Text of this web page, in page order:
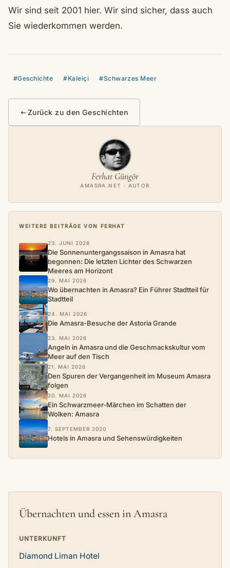
Wir sind seit 2001 hier. Wir sind sicher, dass auch
Sie wiederkommen werden.
#Geschichte #Kaleiçi #Schwarzes Meer
Zurück zu den Geschichten
Ferhat Güngör
AMASRA.NET · AUTOR
WEITERE BEITRÄGE VON FERHAT
23. JUNI 2026
Die Sonnenuntergangssaison in Amasra hat
begonnen: Die letzten Lichter des Schwarzen
Meeres am Horizont
29. MAI 2026
Wo übernachten in Amasra? Ein Führer Stadtteil für
Stadtteil
24. MAI 2026
Die Amasra-Besuche der Astoria Grande
23. MAI 2026
Angeln in Amasra und die Geschmackskultur vom
Meer auf den Tisch
21. MAI 2026
Den Spuren der Vergangenheit im Museum Amasra
folgen
20. MAI 2026
Ein Schwarzmeer-Märchen im Schatten der
Wolken: Amasra
7. SEPTEMBER 2020
Hotels in Amasra und Sehenswürdigkeiten
Übernachten und essen in Amasra
UNTERKUNFT
Diamond Liman Hotel